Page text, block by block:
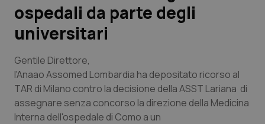
Lavoro e Professioni
Scienza e Farmaci
Studi e Analisi
Lettere al direttore
ospedali da parte degli
universitari
Gentile Direttore,
l'Anaao Assomed Lombardia ha depositato ricorso al
TAR di Milano contro la decisione della ASST Lariana di
assegnare senza concorso la direzione della Medicina
Interna dell'ospedale di Como a un